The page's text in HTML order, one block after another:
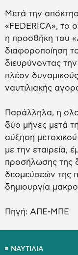
Μετά την
«FEDERICA», το
η προσθήκη του
διαφοροποίηση
διευρύνοντας
πλέον
ναυτιλιακής
Παράλληλα, η
δύο μήνες μετά
αύξηση
με την εταιρεία,
προσήλωσης της
δεσμεύσεών της
δημιουργία
Πηγή: ΑΠΕ-ΜΠΕ
ΝΑΥΤΙΛΙΑ